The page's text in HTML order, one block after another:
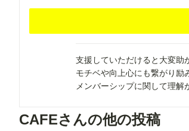
支援していただけると大変助
モチベや向上心にも繋がり励
メンバーシップに関して理
CAFEさんの他の投稿